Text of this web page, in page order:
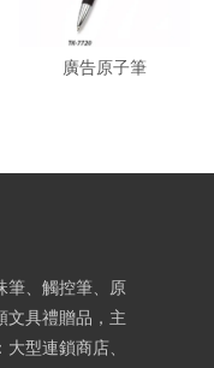
廣告原子筆
筆、觸控筆、原
文具禮贈品，主
型連鎖商店、